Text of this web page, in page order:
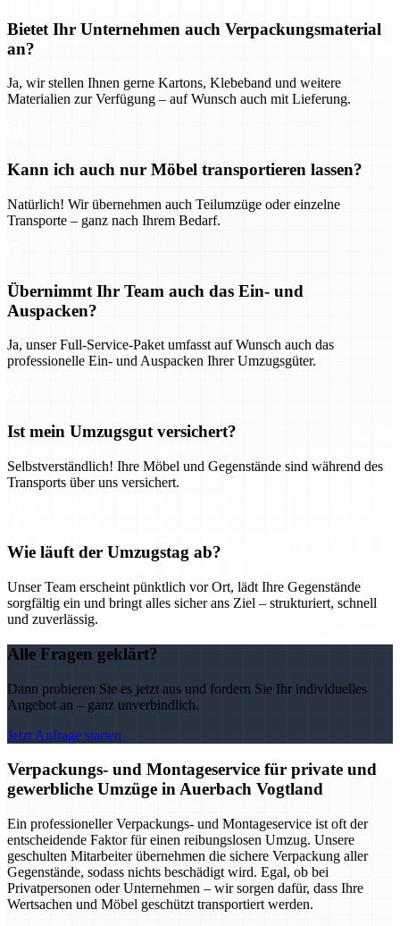
Bietet Ihr Unternehmen auch Verpackungsmaterial
an?
Ja, wir stellen Ihnen gerne Kartons, Klebeband und weitere
Materialien zur Verfügung – auf Wunsch auch mit Lieferung.
Kann ich auch nur Möbel transportieren lassen?
Natürlich! Wir übernehmen auch Teilumzüge oder einzelne
Transporte – ganz nach Ihrem Bedarf.
Übernimmt Ihr Team auch das Ein- und
Auspacken?
Ja, unser Full-Service-Paket umfasst auf Wunsch auch das
professionelle Ein- und Auspacken Ihrer Umzugsgüter.
Ist mein Umzugsgut versichert?
Selbstverständlich! Ihre Möbel und Gegenstände sind während des
Transports über uns versichert.
Wie läuft der Umzugstag ab?
Unser Team erscheint pünktlich vor Ort, lädt Ihre Gegenstände
sorgfältig ein und bringt alles sicher ans Ziel – strukturiert, schnell
und zuverlässig.
Alle Fragen geklärt?
Dann probieren Sie es jetzt aus und fordern Sie Ihr individuelles
Angebot an – ganz unverbindlich.
Jetzt Anfrage starten
Verpackungs- und Montageservice für private und
gewerbliche Umzüge in Auerbach Vogtland
Ein professioneller Verpackungs- und Montageservice ist oft der
entscheidende Faktor für einen reibungslosen Umzug. Unsere
geschulten Mitarbeiter übernehmen die sichere Verpackung aller
Gegenstände, sodass nichts beschädigt wird. Egal, ob bei
Privatpersonen oder Unternehmen – wir sorgen dafür, dass Ihre
Wertsachen und Möbel geschützt transportiert werden.